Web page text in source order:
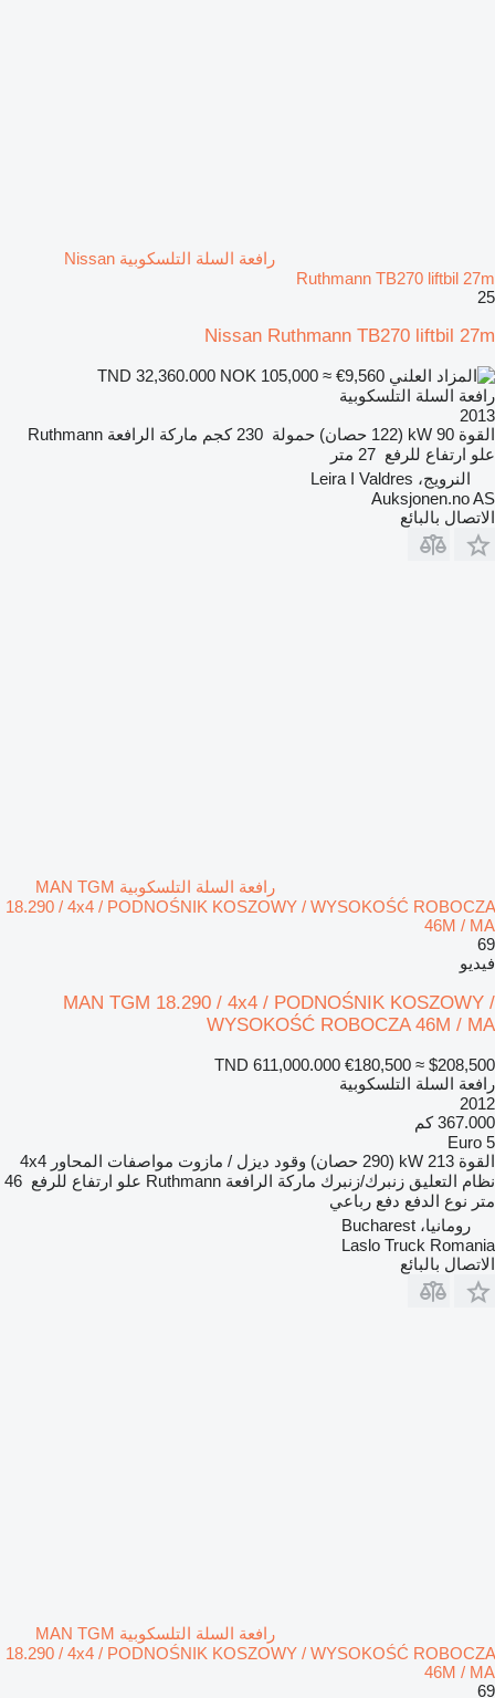
رافعة السلة التلسكوبية Nissan
Ruthmann TB270 liftbil 27m
25
Nissan Ruthmann TB270 liftbil 27m
NOK 105,000 ≈ €9,560
رافعة السلة التلسكوبية
2013
القوة 90 kW (122 حصان) حمولة 230 كجم ماركة الرافعة Ruthmann
علو ارتفاع للرفع 27 متر
النرويج، Leira I Valdres
Auksjonen.no AS
الاتصال بالبائع
رافعة السلة التلسكوبية MAN TGM
18.290 / 4x4 / PODNOŚNIK KOSZOWY / WYSOKOŚĆ ROBOCZA
46M / MA
69
فيديو
MAN TGM 18.290 / 4x4 / PODNOŚNIK KOSZOWY /
WYSOKOŚĆ ROBOCZA 46M / MA
TND 611,000.000 €180,500 ≈ $208,500
رافعة السلة التلسكوبية
2012
367.000 كم
Euro 5
القوة 213 kW (290 حصان) وقود ديزل / مازوت مواصفات المحاور 4x4
نظام التعليق زنبرك/زنبرك ماركة الرافعة Ruthmann علو ارتفاع للرفع 46
متر نوع الدفع دفع رباعي
رومانيا، Bucharest
Laslo Truck Romania
الاتصال بالبائع
رافعة السلة التلسكوبية MAN TGM
18.290 / 4x4 / PODNOŚNIK KOSZOWY / WYSOKOŚĆ ROBOCZA
46M / MA
69